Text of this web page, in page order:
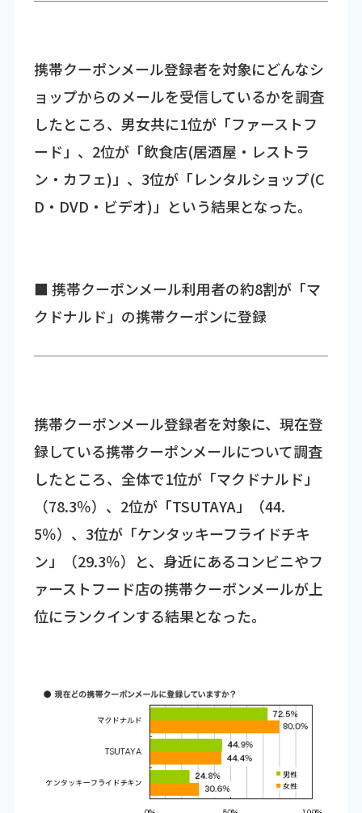
携帯クーポンメール登録者を対象にどんなシ
ョップからのメールを受信しているかを調査
したところ、男女共に1位が「ファーストフ
ード」、2位が「飲食店(居酒屋・レストラ
ン・カフェ)」、3位が「レンタルショップ(C
D・DVD・ビデオ)」という結果となった。
■ 携帯クーポンメール利用者の約8割が「マ
クドナルド」の携帯クーポンに登録
携帯クーポンメール登録者を対象に、現在登
録している携帯クーポンメールについて調査
したところ、全体で1位が「マクドナルド」
（78.3％）、2位が「TSUTAYA」（44.
5％）、3位が「ケンタッキーフライドチキ
ン」（29.3％）と、身近にあるコンビニやフ
ァーストフード店の携帯クーポンメールが上
位にランクインする結果となった。